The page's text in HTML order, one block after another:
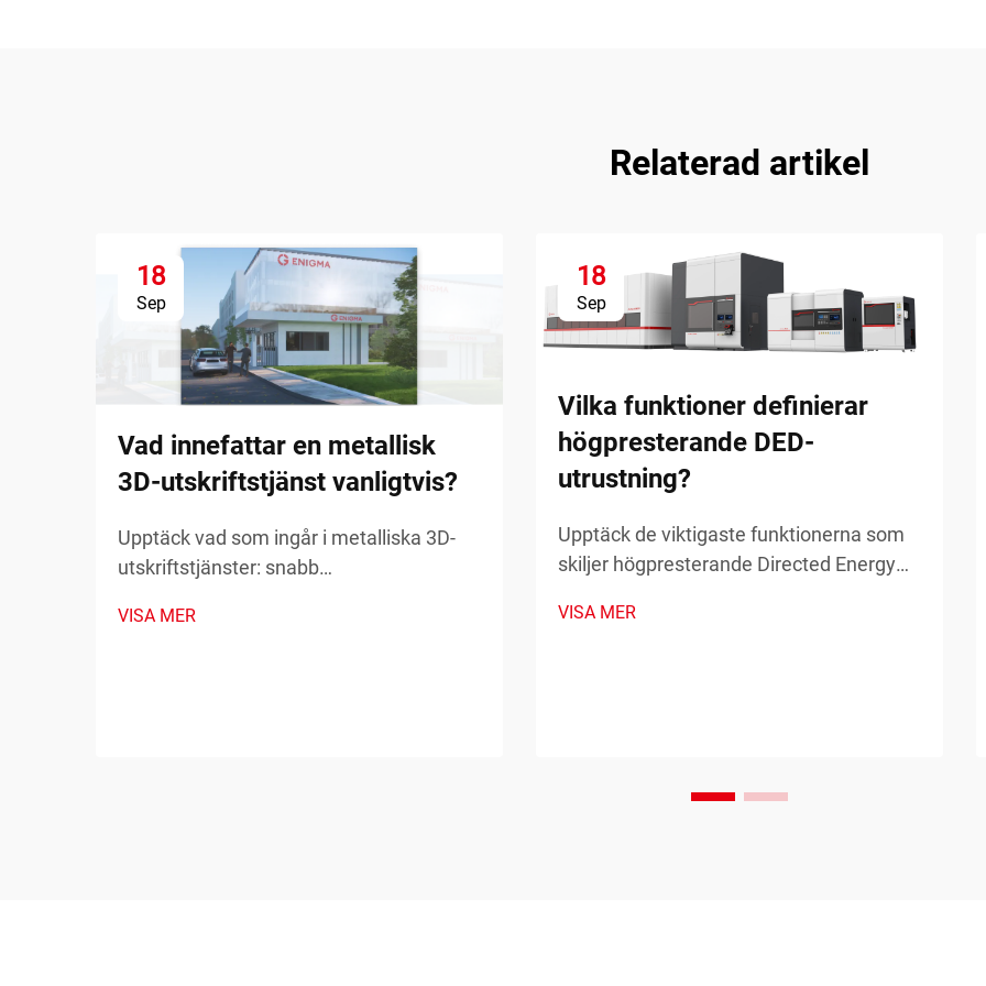
Relaterad artikel
18
Sep
Vad innefattar en metallisk
3D-utskriftstjänst vanligtvis?
Upptäck vad som ingår i metalliska 3D-
utskriftstjänster: snabb
begäran och tillverkning av komplexa
VISA MER
18
Sep
Vilka funktioner definierar
högpresterande DED-
utrustning?
Upptäck de viktigaste funktionerna som
skiljer högpresterande Directed Energy
inom industriella tillämpningar. Lär dig
VISA MER